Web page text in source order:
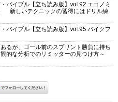
バイブル【立ち読み版】vol.92 エコノミ
新しいテクニックの習得にはドリル練
バイブル【立ち読み版】vol.95 バイクフ
るが、ゴール前のスプリント勝負に持ち
的な分析でのリミッターの見つけ方～